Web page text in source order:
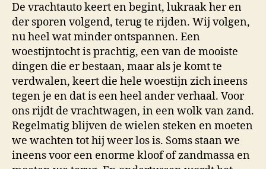
De vrachtauto keert en begint, lukraak her en
der sporen volgend, terug te rijden. Wij volgen,
nu heel wat minder ontspannen. Een
woestijntocht is prachtig, een van de mooiste
dingen die er bestaan, maar als je komt te
verdwalen, keert die hele woestijn zich ineens
tegen je en dat is een heel ander verhaal. Voor
ons rijdt de vrachtwagen, in een wolk van zand.
Regelmatig blijven de wielen steken en moeten
we wachten tot hij weer los is. Soms staan we
ineens voor een enorme kloof of zandmassa en